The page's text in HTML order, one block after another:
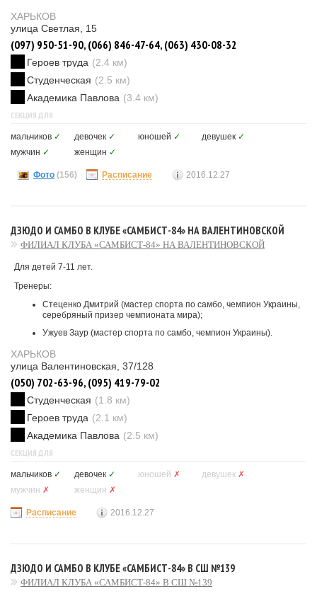
ХАРЬКОВ
улица Светлая, 15
(097) 950-51-90, (066) 846-47-64, (063) 430-08-32
Героев труда (2.4 км)
Студенческая (2.5 км)
Академика Павлова (3.4 км)
СЕКЦИЯ ДЛЯ
мальчиков ✓ девочек ✓ юношей ✓ девушек ✓
мужчин ✓ женщин ✓
Фото (156) Расписание 2016.12.27
ДЗЮДО И САМБО В КЛУБЕ «САМБИСТ-84» НА ВАЛЕНТИНОВСКОЙ
ФИЛИАЛ КЛУБА «САМБИСТ-84» НА ВАЛЕНТИНОВСКОЙ
Для детей 7-11 лет.
Тренеры:
Стеценко Дмитрий (мастер спорта по самбо, чемпион Украины,
серебряный призер чемпионата мира);
Ужуев Заур (мастер спорта по самбо, чемпион Украины).
ХАРЬКОВ
улица Валентиновская, 37/128
(050) 702-63-96, (095) 419-79-02
Студенческая (1.8 км)
Героев труда (2.1 км)
Академика Павлова (2.5 км)
СЕКЦИЯ ДЛЯ
мальчиков ✓ девочек ✓ юношей ✗ девушек ✗
мужчин ✗ женщин ✗
Расписание 2016.12.27
ДЗЮДО И САМБО В КЛУБЕ «САМБИСТ-84» В СШ №139
ФИЛИАЛ КЛУБА «САМБИСТ-84» В СШ №139